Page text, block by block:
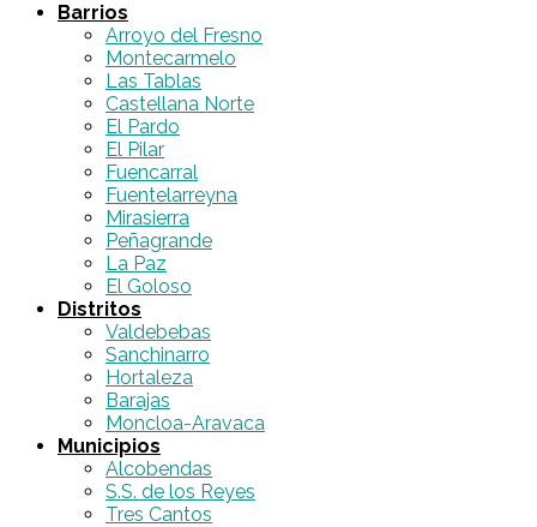
Barrios
Arroyo del Fresno
Montecarmelo
Las Tablas
Castellana Norte
El Pardo
El Pilar
Fuencarral
Fuentelarreyna
Mirasierra
Peñagrande
La Paz
El Goloso
Distritos
Valdebebas
Sanchinarro
Hortaleza
Barajas
Moncloa-Aravaca
Municipios
Alcobendas
S.S. de los Reyes
Tres Cantos